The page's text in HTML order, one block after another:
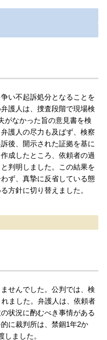
い不起訴処分となることを
護人は、捜査段階で現場検
がなかった旨の意見書を検
護人の尽力も及ばず、検察
後、開示された証拠を基に
成したところ、依頼者の過
判明しました。この結果を
ず、真摯に反省している態
方針に切り替えました。
せんでした。公判では、検
ました。弁護人は、依頼者
状況に酌むべき事情がある
に裁判所は、禁錮1年2か
ました。